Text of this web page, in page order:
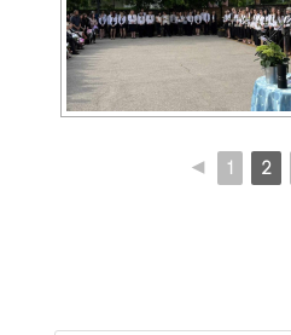
◄ 1 2